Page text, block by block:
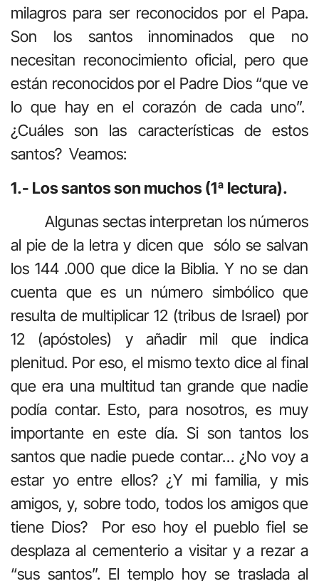
milagros para ser reconocidos por el Papa.
Son los santos innominados que no
necesitan reconocimiento oficial, pero que
están reconocidos por el Padre Dios “que ve
lo que hay en el corazón de cada uno”.
¿Cuáles son las características de estos
santos? Veamos:
1.- Los santos son muchos (1ª lectura).
Algunas sectas interpretan los números
al pie de la letra y dicen que sólo se salvan
los 144 .000 que dice la Biblia. Y no se dan
cuenta que es un número simbólico que
resulta de multiplicar 12 (tribus de Israel) por
12 (apóstoles) y añadir mil que indica
plenitud. Por eso, el mismo texto dice al final
que era una multitud tan grande que nadie
podía contar. Esto, para nosotros, es muy
importante en este día. Si son tantos los
santos que nadie puede contar… ¿No voy a
estar yo entre ellos? ¿Y mi familia, y mis
amigos, y, sobre todo, todos los amigos que
tiene Dios? Por eso hoy el pueblo fiel se
desplaza al cementerio a visitar y a rezar a
“sus santos”. El templo hoy se traslada al